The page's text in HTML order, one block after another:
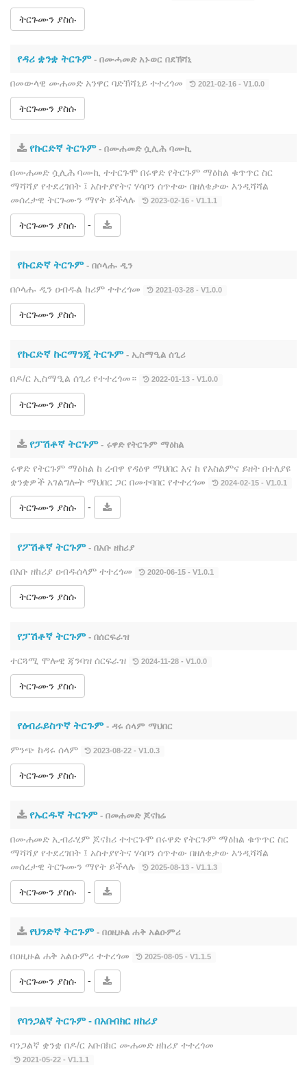
ትርጉሙን ያስሱ
የዳሪ ቋንቋ ትርጉም- በሙሓመድ አኑወር በደኽሻኒ
በመውላዊ ሙሐመድ አንዋር ባድኽሻኒይ ተተረጎመ 2021-02-16 - V1.0.0
ትርጉሙን ያስሱ
የኩርድኛ ትርጉም- በሙሐመድ ሷሊሕ ባሙኪ
በሙሐመድ ሷሊሕ ባሙኪ ተተርጉሞ በሩዋድ የትርጉም ማዕከል ቁጥጥር ስር
ማሻሻያ የተደረገበት ፤ አስተያየትና ሃሳቦን ሰጥተው በዘለቄታው እንዲሻሻል
መሰረታዊ ትርጉሙን ማየት ይችላሉ
2023-02-16 - V1.1.1
ትርጉሙን ያስሱ -
የኩርድኛ ትርጉም- በሶላሑ ዲን
በሶላሑ ዲን ዐብዱል ከሪም ተተረጎመ 2021-03-28 - V1.0.0
ትርጉሙን ያስሱ
የኩርድኛ ኩርማንጂ ትርጉም- ኢስማዒል ሰጊሪ
በዶ/ር ኢስማዒል ሰጊሪ የተተረጎመ። 2022-01-13 - V1.0.0
ትርጉሙን ያስሱ
የፓሽቶኛ ትርጉም- ሩዋድ የትርጉም ማዕከል
ሩዋድ የትርጉም ማዕከል ከ ረብዋ የዳዕዋ ማህበር እና ከ የእስልምና ይዘት በተለያዩ
ቋንቋዎች አገልግሎት ማህበር ጋር በመተባበር የተተረጎመ
2024-02-15 - V1.0.1
ትርጉሙን ያስሱ -
የፖሽቶኛ ትርጉም- በአቡ ዘከሪያ
በአቡ ዘከሪያ ዐብዱሰላም ተተረጎመ 2020-06-15 - V1.0.1
ትርጉሙን ያስሱ
የፓሽቶኛ ትርጉም- በሰርፍራዝ
ተርጓሚ ሞሎዊ ጃንባዝ ሰርፍራዝ 2024-11-28 - V1.0.0
ትርጉሙን ያስሱ
የዕብራይስጥኛ ትርጉም- ዳሩ ሰላም ማህበር
ምንጭ ከዳሩ ሰላም 2023-08-22 - V1.0.3
ትርጉሙን ያስሱ
የኡርዱኛ ትርጉም- በመሐመድ ጆናክሬ
በሙሐመድ ኢብራሂም ጆናክሪ ተተርጉሞ በሩዋድ የትርጉም ማዕከል ቁጥጥር ስር
ማሻሻያ የተደረገበት ፤ አስተያየትና ሃሳቦን ሰጥተው በዘለቄታው እንዲሻሻል
መሰረታዊ ትርጉሙን ማየት ይችላሉ
2025-08-13 - V1.1.3
ትርጉሙን ያስሱ -
የህንድኛ ትርጉም- በዐዚዙል ሐቅ አልዑምሪ
በዐዚዙል ሐቅ አልዑምሪ ተተረጎመ 2025-08-05 - V1.1.5
ትርጉሙን ያስሱ -
የባንጋልኛ ትርጉም ‐ በአቡበክር ዘከሪያ
ባንጋልኛ ቋንቋ በዶ/ር አቡበክር ሙሐመድ ዘከሪያ ተተረጎመ
2021-05-22 - V1.1.1